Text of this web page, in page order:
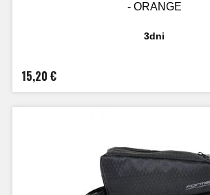
- ORANGE
3dni
15,20 €